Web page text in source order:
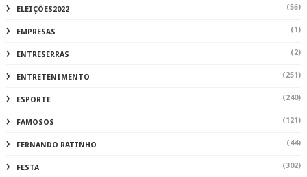
ELEIÇÕES2022 (56)
EMPRESAS (1)
ENTRESERRAS (2)
ENTRETENIMENTO (251)
ESPORTE (240)
FAMOSOS (121)
FERNANDO RATINHO (44)
FESTA (302)